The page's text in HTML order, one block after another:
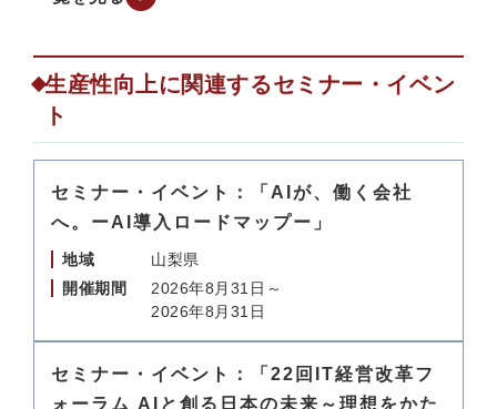
生産性向上に関連するセミナー・イベン
ト
セミナー・イベント：「AIが、働く会社
へ。ーAI導入ロードマップー」
地域
山梨県
開催期間
2026年8月31日～
2026年8月31日
セミナー・イベント：「22回IT経営改革フ
ォーラム AIと創る日本の未来～理想をかた